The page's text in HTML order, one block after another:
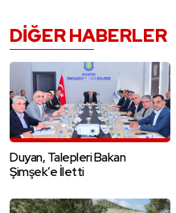
DIĞER HABERLER
Duyan, Talepleri Bakan
Şimşek’e İletti